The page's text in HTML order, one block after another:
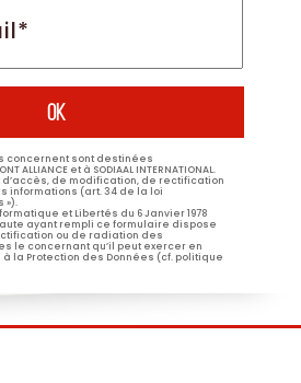
concernent sont destinées
ALLIANCE et à SODIAAL INTERNATIONAL.
d’accès, de modification, de rectification
informations (art. 34 de la loi
»).
et Libertés du 6 Janvier 1978
ayant rempli ce formulaire dispose
ou de radiation des
le concernant qu’il peut exercer en
la Protection des Données (cf. politique